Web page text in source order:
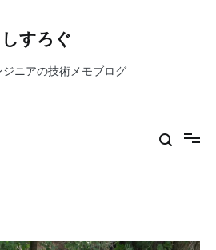
しすろぐ
ジニアの技術メモブログ